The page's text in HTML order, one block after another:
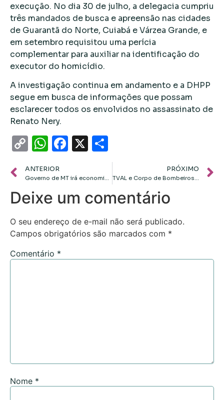
execução. No dia 30 de julho, a delegacia cumpriu
três mandados de busca e apreensão nas cidades
de Guarantã do Norte, Cuiabá e Várzea Grande, e
em setembro requisitou uma perícia
complementar para auxiliar na identificação do
executor do homicídio.
A investigação continua em andamento e a DHPP
segue em busca de informações que possam
esclarecer todos os envolvidos no assassinato de
Renato Nery.
CopyWhatsApp
Facebook
X
ANTERIOR
Governo de MT irá economizar R$ 47,5 milhões com a extinção da Metamat
PRÓXIMO
TVAL e Corpo de Bombeiros lançam documentário nesta quinta (28), 10h30, no Shopping Estação
Deixe um comentário
O seu endereço de e-mail não será publicado.
Campos obrigatórios são marcados com *
Comentário *
Nome *